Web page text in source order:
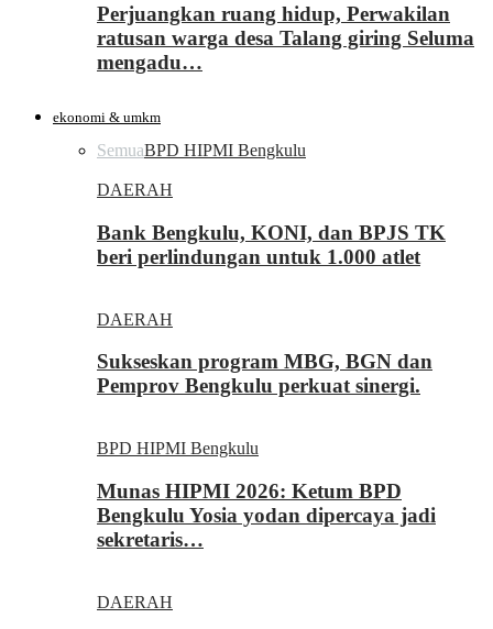
Perjuangkan ruang hidup, Perwakilan
ratusan warga desa Talang giring Seluma
mengadu…
ekonomi & umkm
SemuaBPD HIPMI Bengkulu
DAERAH
Bank Bengkulu, KONI, dan BPJS TK
beri perlindungan untuk 1.000 atlet
DAERAH
Sukseskan program MBG, BGN dan
Pemprov Bengkulu perkuat sinergi.
BPD HIPMI Bengkulu
Munas HIPMI 2026: Ketum BPD
Bengkulu Yosia yodan dipercaya jadi
sekretaris…
DAERAH